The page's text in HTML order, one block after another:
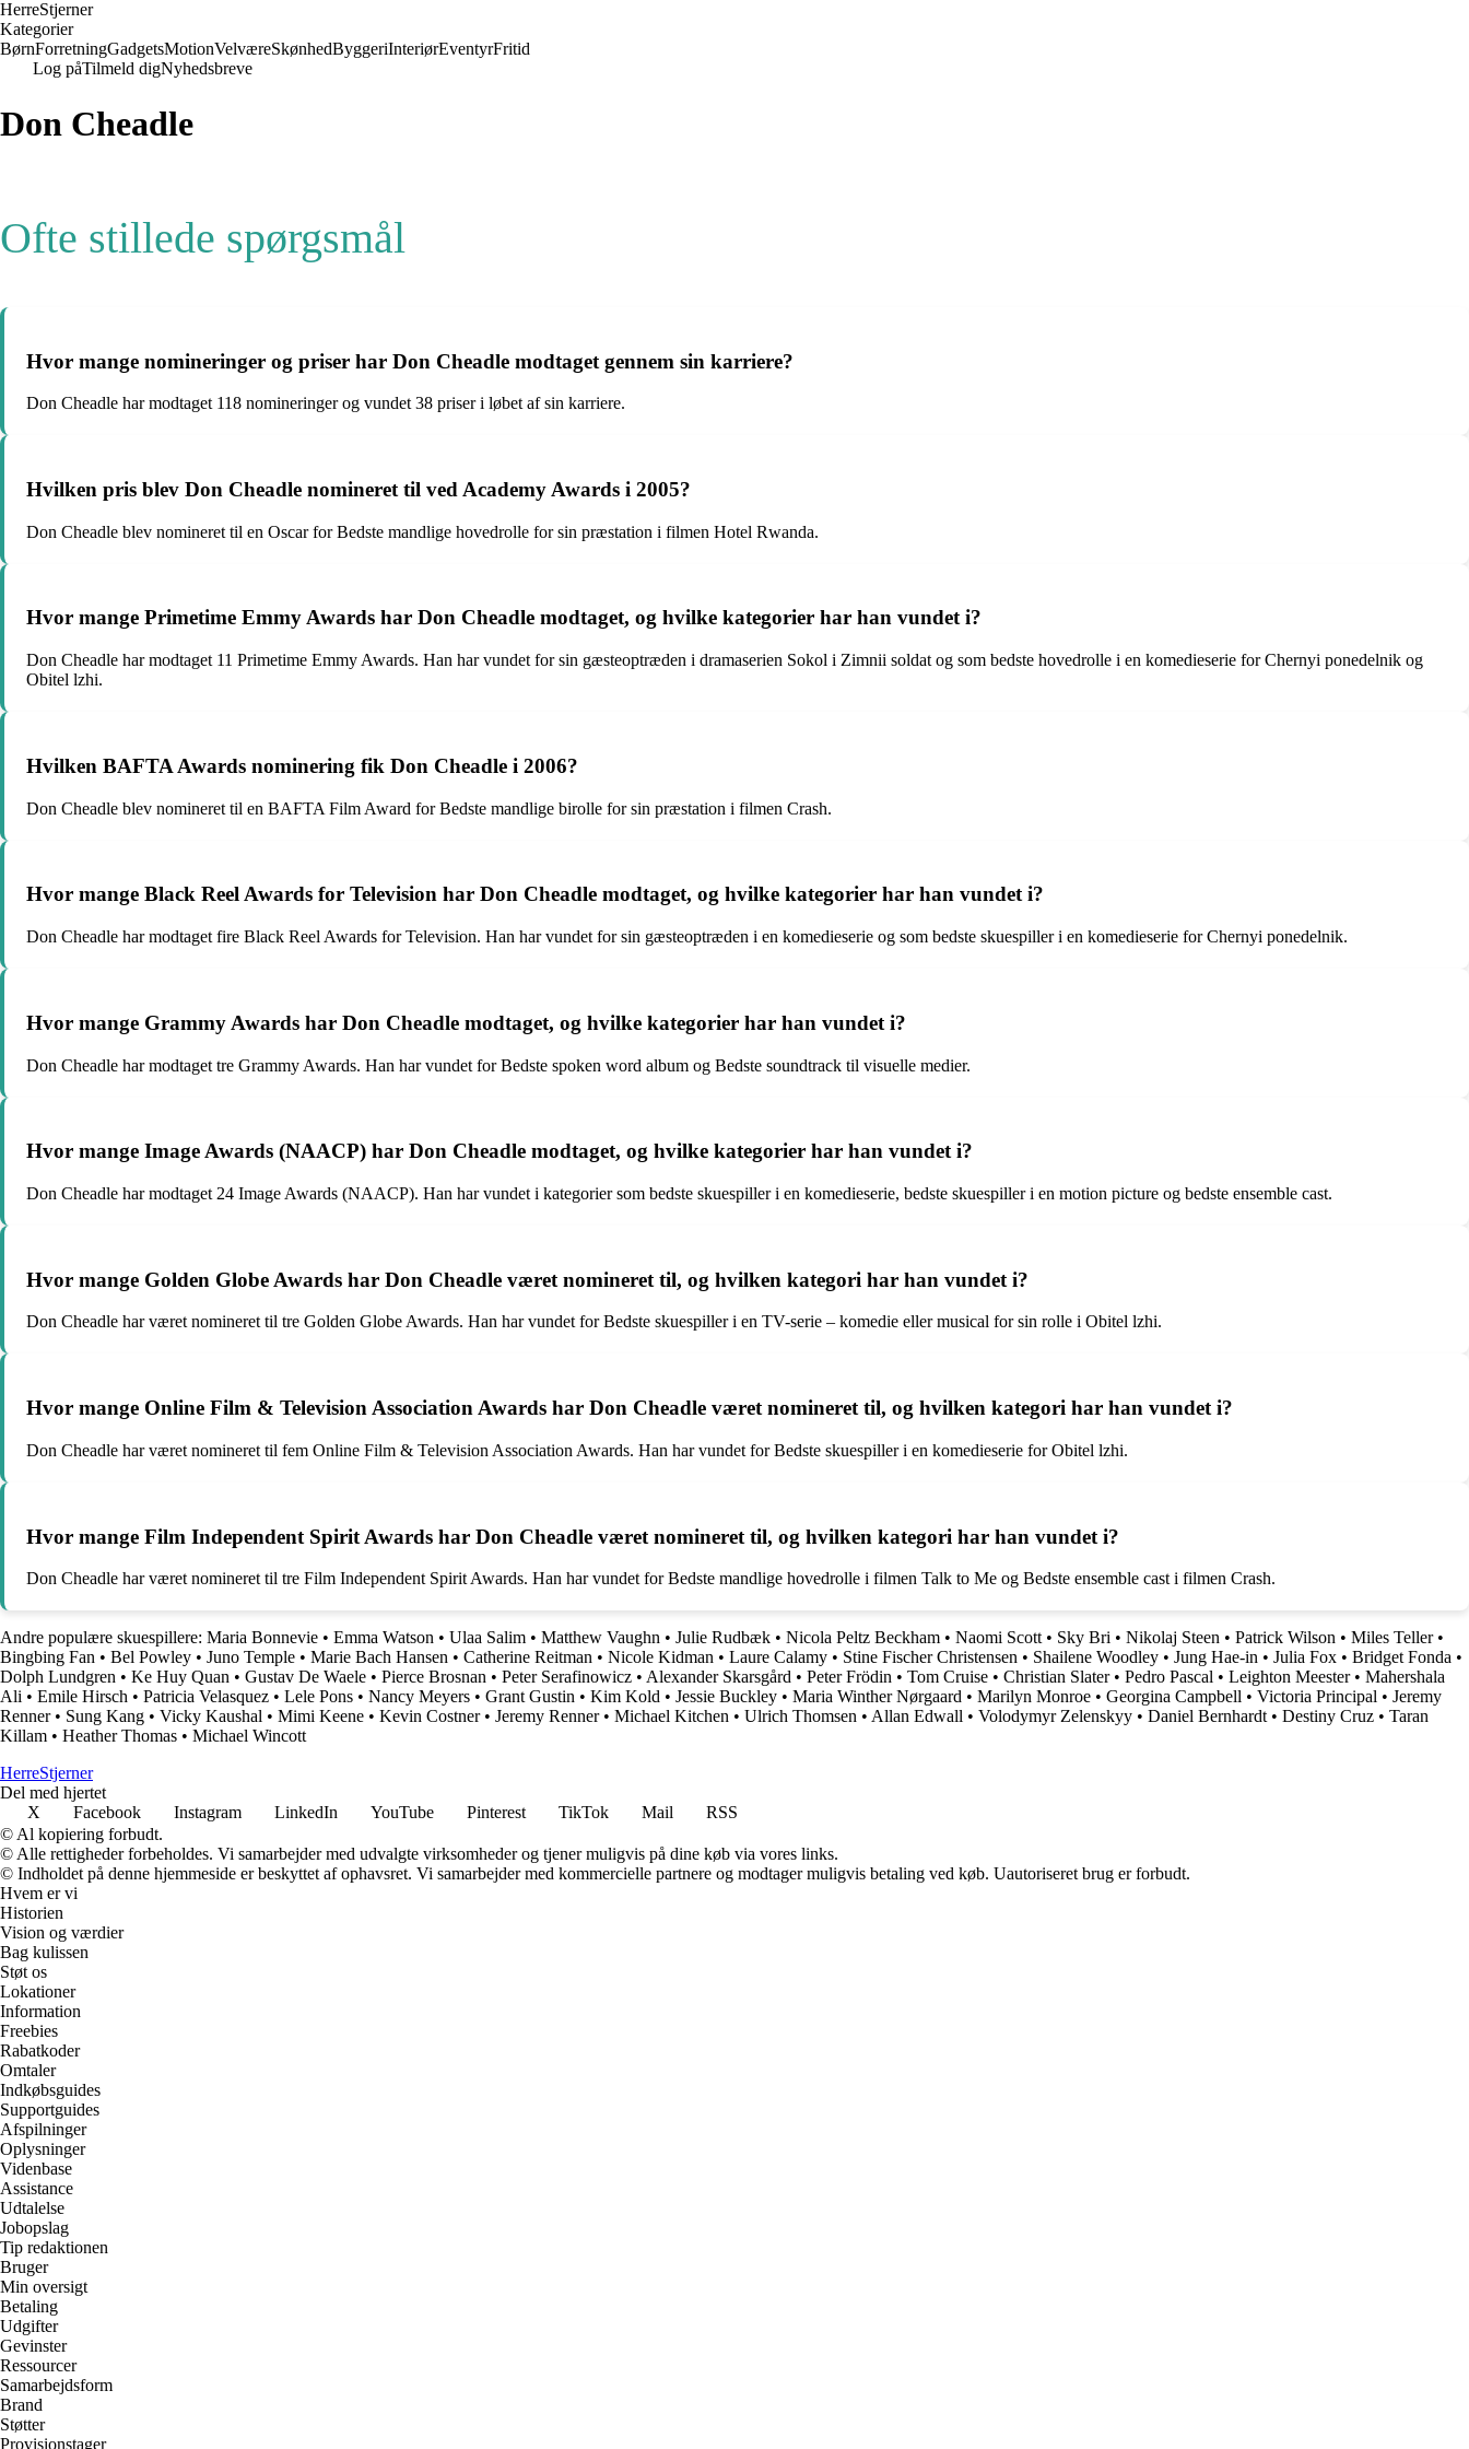
HerreStjerner
Kategorier
BørnForretningGadgetsMotionVelværeSkønhedByggeriInteriørEventyrFritid
Log påTilmeld digNyhedsbreve
Don Cheadle
Ofte stillede spørgsmål
Hvor mange nomineringer og priser har Don Cheadle modtaget gennem sin karriere?
Don Cheadle har modtaget 118 nomineringer og vundet 38 priser i løbet af sin karriere.
Hvilken pris blev Don Cheadle nomineret til ved Academy Awards i 2005?
Don Cheadle blev nomineret til en Oscar for Bedste mandlige hovedrolle for sin præstation i filmen Hotel Rwanda.
Hvor mange Primetime Emmy Awards har Don Cheadle modtaget, og hvilke kategorier har han vundet i?
Don Cheadle har modtaget 11 Primetime Emmy Awards. Han har vundet for sin gæsteoptræden i dramaserien Sokol i Zimnii soldat og som bedste hovedrolle i en komedieserie for Chernyi ponedelnik og
Obitel lzhi.
Hvilken BAFTA Awards nominering fik Don Cheadle i 2006?
Don Cheadle blev nomineret til en BAFTA Film Award for Bedste mandlige birolle for sin præstation i filmen Crash.
Hvor mange Black Reel Awards for Television har Don Cheadle modtaget, og hvilke kategorier har han vundet i?
Don Cheadle har modtaget fire Black Reel Awards for Television. Han har vundet for sin gæsteoptræden i en komedieserie og som bedste skuespiller i en komedieserie for Chernyi ponedelnik.
Hvor mange Grammy Awards har Don Cheadle modtaget, og hvilke kategorier har han vundet i?
Don Cheadle har modtaget tre Grammy Awards. Han har vundet for Bedste spoken word album og Bedste soundtrack til visuelle medier.
Hvor mange Image Awards (NAACP) har Don Cheadle modtaget, og hvilke kategorier har han vundet i?
Don Cheadle har modtaget 24 Image Awards (NAACP). Han har vundet i kategorier som bedste skuespiller i en komedieserie, bedste skuespiller i en motion picture og bedste ensemble cast.
Hvor mange Golden Globe Awards har Don Cheadle været nomineret til, og hvilken kategori har han vundet i?
Don Cheadle har været nomineret til tre Golden Globe Awards. Han har vundet for Bedste skuespiller i en TV-serie – komedie eller musical for sin rolle i Obitel lzhi.
Hvor mange Online Film & Television Association Awards har Don Cheadle været nomineret til, og hvilken kategori har han vundet i?
Don Cheadle har været nomineret til fem Online Film & Television Association Awards. Han har vundet for Bedste skuespiller i en komedieserie for Obitel lzhi.
Hvor mange Film Independent Spirit Awards har Don Cheadle været nomineret til, og hvilken kategori har han vundet i?
Don Cheadle har været nomineret til tre Film Independent Spirit Awards. Han har vundet for Bedste mandlige hovedrolle i filmen Talk to Me og Bedste ensemble cast i filmen Crash.
Andre populære skuespillere: Maria Bonnevie • Emma Watson • Ulaa Salim • Matthew Vaughn • Julie Rudbæk • Nicola Peltz Beckham • Naomi Scott • Sky Bri • Nikolaj Steen • Patrick Wilson • Miles Teller•
Bingbing Fan • Bel Powley • Juno Temple • Marie Bach Hansen • Catherine Reitman • Nicole Kidman • Laure Calamy • Stine Fischer Christensen • Shailene Woodley • Jung Hae-in • Julia Fox • Bridget Fonda •
Dolph Lundgren • Ke Huy Quan • Gustav De Waele • Pierce Brosnan • Peter Serafinowicz • Alexander Skarsgård • Peter Frödin • Tom Cruise • Christian Slater• Pedro Pascal • Leighton Meester• Mahershala
Ali • Emile Hirsch • Patricia Velasquez • Lele Pons • Nancy Meyers • Grant Gustin • Kim Kold • Jessie Buckley • Maria Winther Nørgaard • Marilyn Monroe • Georgina Campbell • Victoria Principal • Jeremy
Renner• Sung Kang • Vicky Kaushal • Mimi Keene • Kevin Costner• Jeremy Renner• Michael Kitchen • Ulrich Thomsen • Allan Edwall • Volodymyr Zelenskyy • Daniel Bernhardt • Destiny Cruz • Taran
Killam • Heather Thomas • Michael Wincott
HerreStjerner
Del med hjertet
X
Facebook Instagram LinkedIn YouTube Pinterest TikTok Mail
RSS
© Al kopiering forbudt.
© Alle rettigheder forbeholdes. Vi samarbejder med udvalgte virksomheder og tjener muligvis på dine køb via vores links.
© Indholdet på denne hjemmeside er beskyttet af ophavsret. Vi samarbejder med kommercielle partnere og modtager muligvis betaling ved køb. Uautoriseret brug er forbudt.
Hvem er vi
Historien
Vision og værdier
Bag kulissen
Støt os
Lokationer
Information
Freebies
Rabatkoder
Omtaler
Indkøbsguides
Supportguides
Afspilninger
Oplysninger
Videnbase
Assistance
Udtalelse
Jobopslag
Tip redaktionen
Bruger
Min oversigt
Betaling
Udgifter
Gevinster
Ressourcer
Samarbejdsform
Brand
Støtter
Provisionstager